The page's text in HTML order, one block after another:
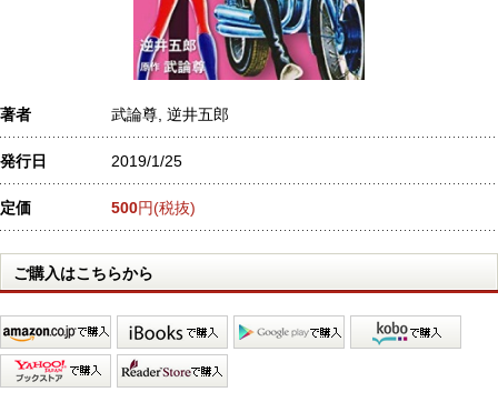
著者 武論尊, 逆井五郎
発行日 2019/1/25
定価 500円(税抜)
ご購入はこちらから